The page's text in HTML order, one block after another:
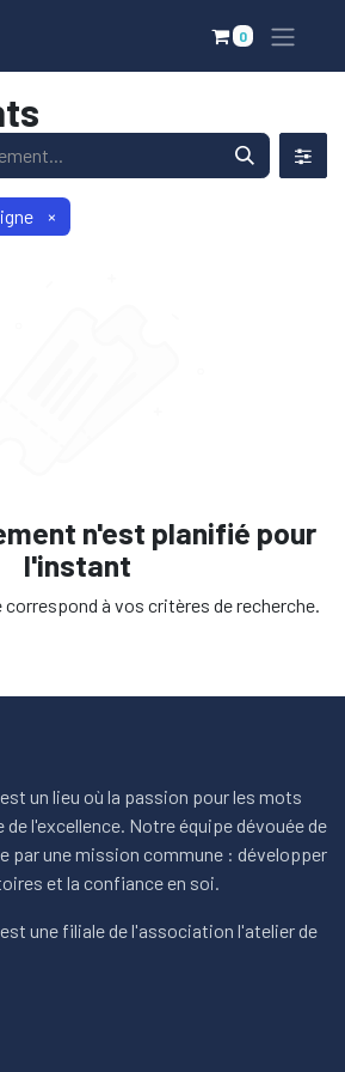
0
×
n'est planifié pour
l'instant
correspond à vos critères de recherche.
un lieu où la passion pour les mots
de l'excellence. Notre équipe dévouée de
par une mission commune : développer
et la confiance en soi.
une filiale de l'association l'atelier de